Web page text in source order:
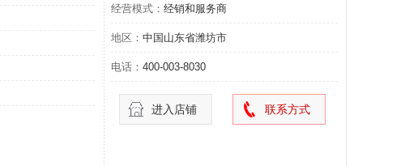
经营模式： 经销和服务商
地区： 中国山东省潍坊市
电话： 400-003-8030
进入店铺 联系方式